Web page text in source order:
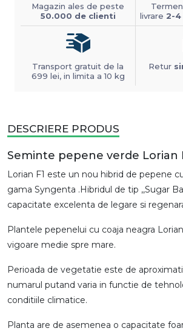
Magazin ales de peste
50.000 de clienti
livrare 2-4
Transport gratuit de la
699 lei, in limita a 10 kg
Retur
DESCRIERE PRODUS
Seminte pepene verde Lorian
Lorian F1 este un nou hibrid de pepene
gama Syngenta .Hibridul de tip ,,Sugar
capacitate excelenta de legare si
Plantele pepenelui cu coaja neagra
vigoare medie spre mare.
Perioada de vegetatie este de
numarul putand varia in functie de
conditiile climatice.
Planta are de asemenea o capacitate